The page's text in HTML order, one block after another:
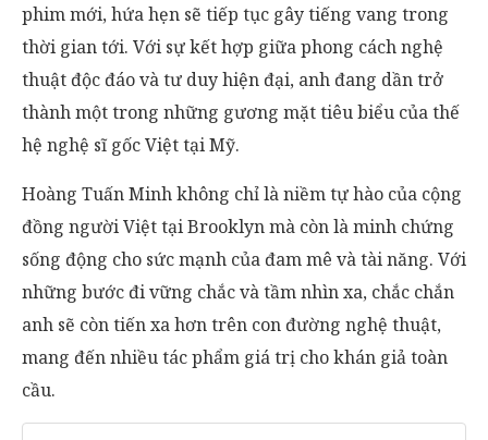
phim mới, hứa hẹn sẽ tiếp tục gây tiếng vang trong
thời gian tới. Với sự kết hợp giữa phong cách nghệ
thuật độc đáo và tư duy hiện đại, anh đang dần trở
thành một trong những gương mặt tiêu biểu của thế
hệ nghệ sĩ gốc Việt tại Mỹ.
Hoàng Tuấn Minh không chỉ là niềm tự hào của cộng
đồng người Việt tại Brooklyn mà còn là minh chứng
sống động cho sức mạnh của đam mê và tài năng. Với
những bước đi vững chắc và tầm nhìn xa, chắc chắn
anh sẽ còn tiến xa hơn trên con đường nghệ thuật,
mang đến nhiều tác phẩm giá trị cho khán giả toàn
cầu.